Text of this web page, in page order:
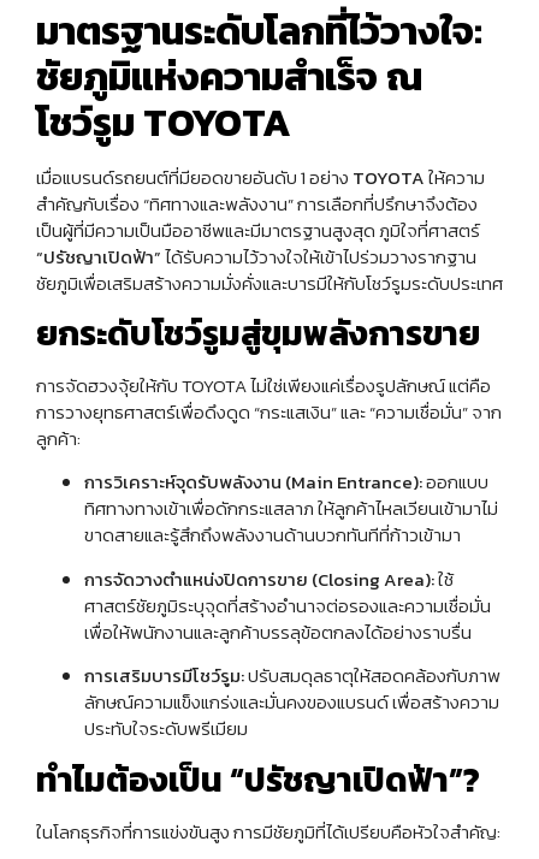
มาตรฐานระดับโลกที่ไว้วางใจ:
ชัยภูมิแห่งความสำเร็จ ณ
โชว์รูม TOYOTA
เมื่อแบรนด์รถยนต์ที่มียอดขายอันดับ 1 อย่าง TOYOTAให้ความ
สำคัญกับเรื่อง “ทิศทางและพลังงาน” การเลือกที่ปรึกษาจึงต้อง
เป็นผู้ที่มีความเป็นมืออาชีพและมีมาตรฐานสูงสุด ภูมิใจที่ศาสตร์
“ปรัชญาเปิดฟ้า”ได้รับความไว้วางใจให้เข้าไปร่วมวางรากฐาน
ชัยภูมิเพื่อเสริมสร้างความมั่งคั่งและบารมีให้กับโชว์รูมระดับประเทศ
ยกระดับโชว์รูมสู่ขุมพลังการขาย
การจัดฮวงจุ้ยให้กับ TOYOTA ไม่ใช่เพียงแค่เรื่องรูปลักษณ์ แต่คือ
การวางยุทธศาสตร์เพื่อดึงดูด “กระแสเงิน” และ “ความเชื่อมั่น” จาก
ลูกค้า:
การวิเคราะห์จุดรับพลังงาน (Main Entrance):ออกแบบ
ทิศทางทางเข้าเพื่อดักกระแสลาภ ให้ลูกค้าไหลเวียนเข้ามาไม่
ขาดสายและรู้สึกถึงพลังงานด้านบวกทันทีที่ก้าวเข้ามา
การจัดวางตำแหน่งปิดการขาย (Closing Area):ใช้
ศาสตร์ชัยภูมิระบุจุดที่สร้างอำนาจต่อรองและความเชื่อมั่น
เพื่อให้พนักงานและลูกค้าบรรลุข้อตกลงได้อย่างราบรื่น
การเสริมบารมีโชว์รูม:ปรับสมดุลธาตุให้สอดคล้องกับภาพ
ลักษณ์ความแข็งแกร่งและมั่นคงของแบรนด์ เพื่อสร้างความ
ประทับใจระดับพรีเมียม
ทำไมต้องเป็น “ปรัชญาเปิดฟ้า”?
ในโลกธุรกิจที่การแข่งขันสูง การมีชัยภูมิที่ได้เปรียบคือหัวใจสำคัญ: